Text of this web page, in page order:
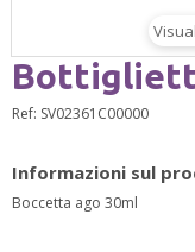
Ref: SV02361C00000
Informazioni sul
Boccetta ago 30ml